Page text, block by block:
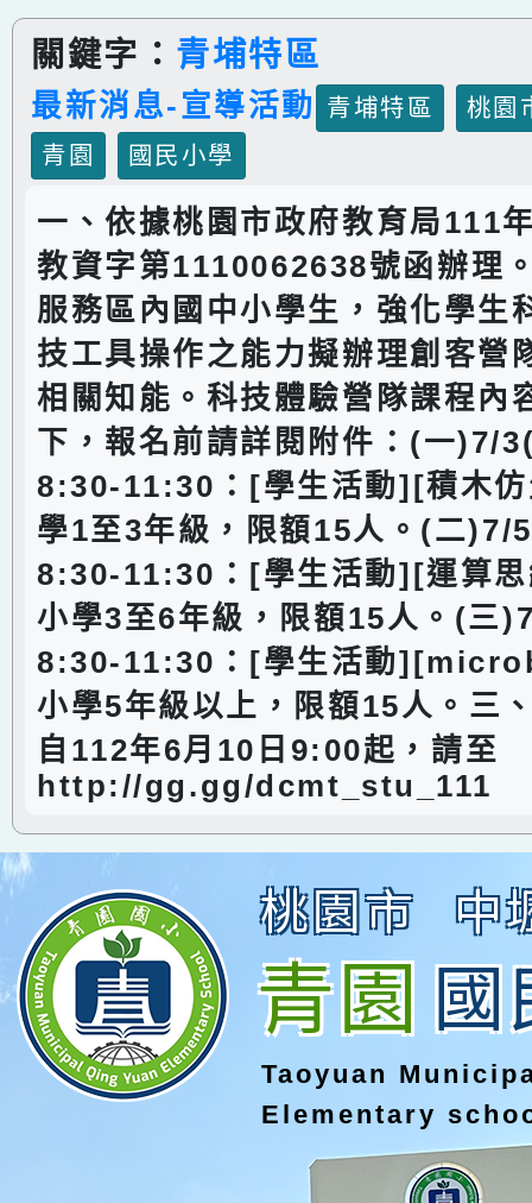
關鍵字： 青埔特區
最新消息-宣導活動 青埔特區
桃園
青園
國民小學
一、依據桃園市政府教育局111
教資字第1110062638號函辦理
服務區內國中小學生，強化學生
技工具操作之能力擬辦理創客營
相關知能。科技體驗營隊課程內
下，報名前請詳閱附件：(一)7/
8:30-11:30：[學生活動][積木
學1至3年級，限額15人。(二)7/
8:30-11:30：[學生活動][運算
小學3至6年級，限額15人。(三
8:30-11:30：[學生活動
小學5年級以上，限額15人。三
自112年6月10日9:00起，請至
http://gg.gg/dcmt_stu_111
桃園市 中
青園國
Taoyuan
Elementary